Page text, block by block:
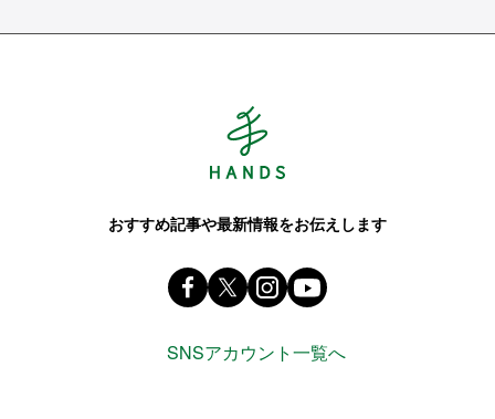
おすすめ記事や最新情報をお伝えします
Facebook ハンズ公式ファンページ
X(旧 twitter) @Hands_official_
instagram
SNSアカウント一覧へ